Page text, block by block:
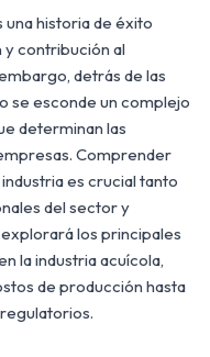
historia de éxito
contribución al
detrás de las
se esconde un complejo
determinan las
Comprender
es crucial tanto
del sector y
los principales
la industria acuícola,
de producción hasta